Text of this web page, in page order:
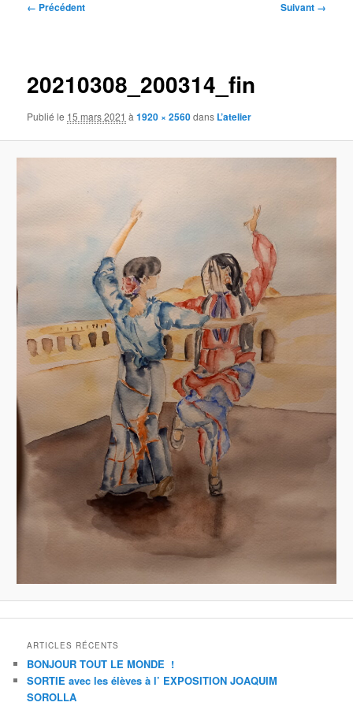
Navigation
← Précédent Suivant →
20210308_200314_fin
Publié le 15 mars 2021 à1920 × 2560dans L’atelier
ARTICLES RÉCENTS
BONJOUR TOUT LE MONDE !
SORTIE avec les élèves à l’ EXPOSITION JOAQUIM
SOROLLA